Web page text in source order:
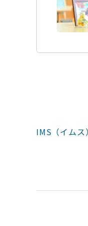
IMS（イム